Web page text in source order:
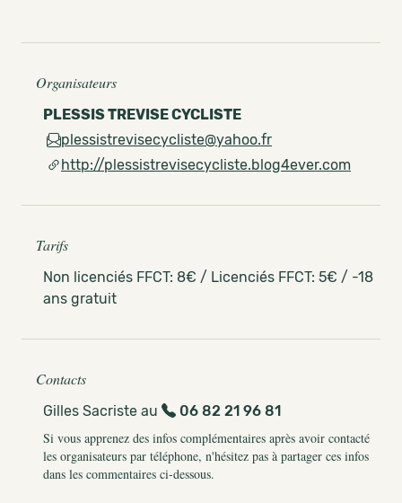
Organisateurs
PLESSIS TREVISE CYCLISTE
plessistrevisecycliste@yahoo.fr
http://plessistrevisecycliste.blog4ever.com
Tarifs
Non licenciés FFCT: 8€ / Licenciés FFCT: 5€ / -18
ans gratuit
Contacts
Gilles Sacriste au
06 82 21 96 81
Si vous apprenez des infos complémentaires après avoir contacté
les organisateurs par téléphone, n'hésitez pas à partager ces infos
dans les commentaires ci-dessous.